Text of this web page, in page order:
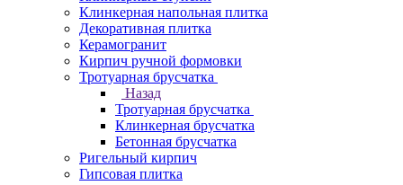
Клинкерная напольная плитка
Декоративная плитка
Керамогранит
Кирпич ручной формовки
Тротуарная брусчатка
Назад
Тротуарная брусчатка
Клинкерная брусчатка
Бетонная брусчатка
Ригельный кирпич
Гипсовая плитка